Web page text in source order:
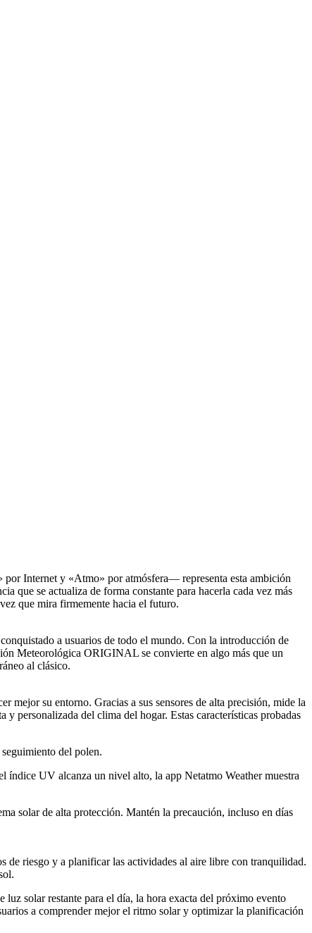
Internet y «Atmo» por atmósfera— representa esta ambición
que se actualiza de forma constante para hacerla cada vez más
que mira firmemente hacia el futuro.
a usuarios de todo el mundo. Con la introducción de
Meteorológica ORIGINAL se convierte en algo más que un
al clásico.
mejor su entorno. Gracias a sus sensores de alta precisión, mide la
personalizada del clima del hogar. Estas características probadas
del polen.
índice UV alcanza un nivel alto, la app Netatmo Weather muestra
solar de alta protección. Mantén la precaución, incluso en días
de riesgo y a planificar las actividades al aire libre con tranquilidad.
solar restante para el día, la hora exacta del próximo evento
a comprender mejor el ritmo solar y optimizar la planificación